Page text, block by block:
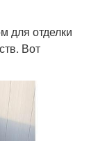
для отделки
Вот